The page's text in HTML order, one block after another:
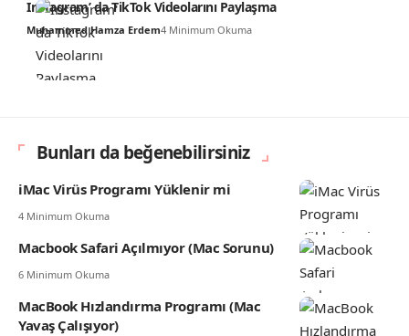
Instagram’ da TikTok Videolarını Paylaşma
Muhammed Hamza Erdem4 Minimum Okuma
Bunları da beğenebilirsiniz
iMac Virüs Programı Yüklenir mi
4 Minimum Okuma
Macbook Safari Açılmıyor (Mac Sorunu)
6 Minimum Okuma
MacBook Hızlandırma Programı (Mac
Yavaş Çalışıyor)